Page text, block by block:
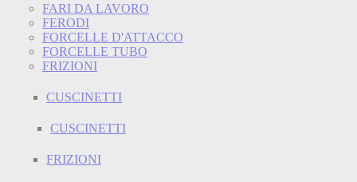
FARI DA LAVORO
FERODI
FORCELLE D'ATTACCO
FORCELLE TUBO
FRIZIONI
CUSCINETTI
CUSCINETTI
FRIZIONI